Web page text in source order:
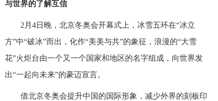
与世界的了解互信
2月4日晚，北京冬奥会开幕式上，冰雪五环在“冰立
方”中“破冰”而出，化作“美美与共”的象征，浪漫的“大雪
花”火炬台由一个又一个国家和地区的名字组成，向世界发
出“一起向未来”的豪迈宣言。
借北京冬奥会提升中国的国际形象，减少外界的刻板印